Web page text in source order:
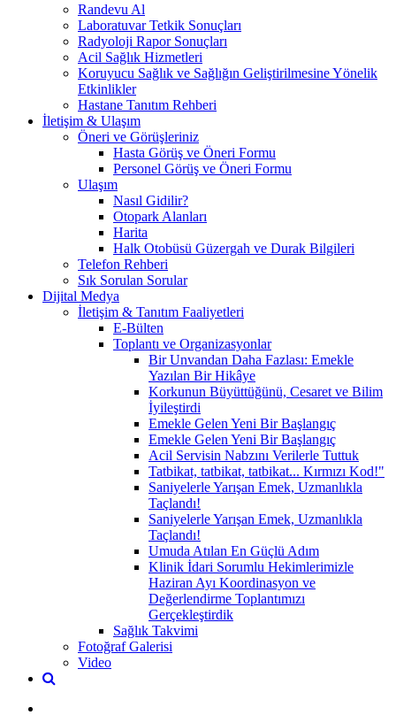
Randevu Al
Laboratuvar Tetkik Sonuçları
Radyoloji Rapor Sonuçları
Acil Sağlık Hizmetleri
Koruyucu Sağlık ve Sağlığın Geliştirilmesine Yönelik
Etkinlikler
Hastane Tanıtım Rehberi
İletişim & Ulaşım
Öneri ve Görüşleriniz
Hasta Görüş ve Öneri Formu
Personel Görüş ve Öneri Formu
Ulaşım
Nasıl Gidilir?
Otopark Alanları
Harita
Halk Otobüsü Güzergah ve Durak Bilgileri
Telefon Rehberi
Sık Sorulan Sorular
Dijital Medya
İletişim & Tanıtım Faaliyetleri
E-Bülten
Toplantı ve Organizasyonlar
Bir Unvandan Daha Fazlası: Emekle
Yazılan Bir Hikâye
Korkunun Büyüttüğünü, Cesaret ve Bilim
İyileştirdi
Emekle Gelen Yeni Bir Başlangıç
Emekle Gelen Yeni Bir Başlangıç
Acil Servisin Nabzını Verilerle Tuttuk
Tatbikat, tatbikat, tatbikat... Kırmızı Kod!"
Saniyelerle Yarışan Emek, Uzmanlıkla
Taçlandı!
Saniyelerle Yarışan Emek, Uzmanlıkla
Taçlandı!
Umuda Atılan En Güçlü Adım
Klinik İdari Sorumlu Hekimlerimizle
Haziran Ayı Koordinasyon ve
Değerlendirme Toplantımızı
Gerçekleştirdik
Sağlık Takvimi
Fotoğraf Galerisi
Video